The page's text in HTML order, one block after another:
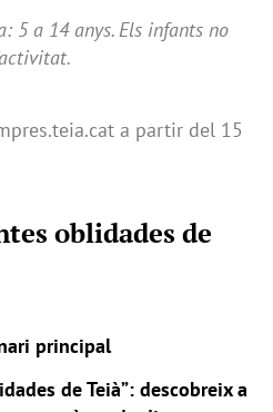
5 a 14 anys. Els infants no
a partir del 15
oblidades de
principal
de Teià”: descobreix a